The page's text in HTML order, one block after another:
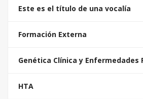
Este es el título de una vocalía
Formación Externa
Genética Clínica y Enfermedades
HTA